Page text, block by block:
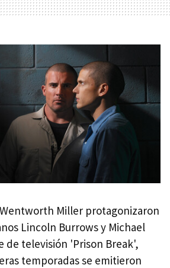
Miller protagonizaron
Lincoln Burrows y Michael
de televisión 'Prison Break',
temporadas se emitieron